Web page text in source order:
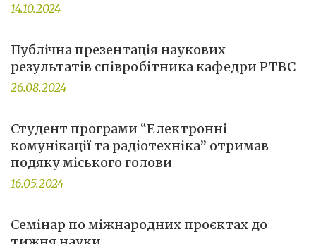
14.10.2024
Публічна презентація наукових
результатів співробітника кафедри РТВС
26.08.2024
Студент програми “Електронні
комунікації та радіотехніка” отримав
подяку міського голови
16.05.2024
Семінар по міжнародних проєктах до